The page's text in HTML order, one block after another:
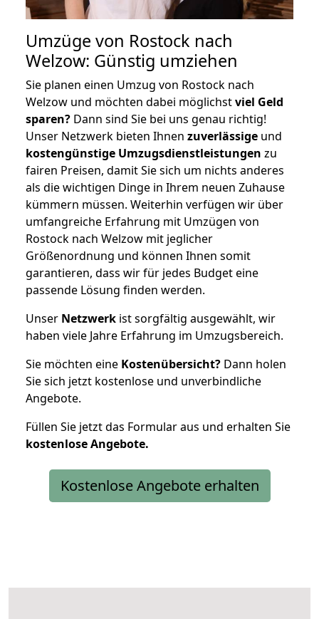
Umzüge von Rostock nach
Welzow: Günstig umziehen
Sie planen einen Umzug von Rostock nach
Welzow und möchten dabei möglichstviel Geld
sparen? Dann sind Sie bei uns genau richtig!
Unser Netzwerk bieten Ihnen zuverlässige und
kostengünstige Umzugsdienstleistungen zu
fairen Preisen, damit Sie sich um nichts anderes
als die wichtigen Dinge in Ihrem neuen Zuhause
kümmern müssen. Weiterhin verfügen wir über
umfangreiche Erfahrung mit Umzügen von
Rostock nach Welzow mit jeglicher
Größenordnung und können Ihnen somit
garantieren, dass wir für jedes Budget eine
passende Lösung finden werden.
Unser Netzwerk ist sorgfältig ausgewählt, wir
haben viele Jahre Erfahrung im Umzugsbereich.
Sie möchten eine Kostenübersicht? Dann holen
Sie sich jetzt kostenlose und unverbindliche
Angebote.
Füllen Sie jetzt das Formular aus und erhalten Sie
kostenloseAngebote.
Kostenlose Angebote erhalten